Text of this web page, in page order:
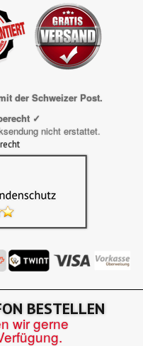
der Schweizer Post.
✓
nicht erstattet.
BESTELLEN
wir gerne